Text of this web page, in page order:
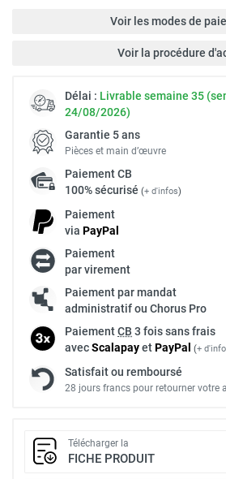
Voir les modes de
Voir la procédure
Délai : Livrable semaine 35
24/08/2026)
Garantie 5 ans
Pièces et main d’œuvre
PaiementCB
100% sécurisé (+ d'infos)
Paiement
via PayPal
Paiement
par virement
Paiement par mandat
administratif ou Chorus Pro
PaiementCB 3 fois sans frais
avecScalapayetPayPal (+
Satisfait ou remboursé
28 jours francs pour retourner votre
Télécharger la
FICHE PRODUIT